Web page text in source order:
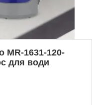
MR-1631-120-
для води